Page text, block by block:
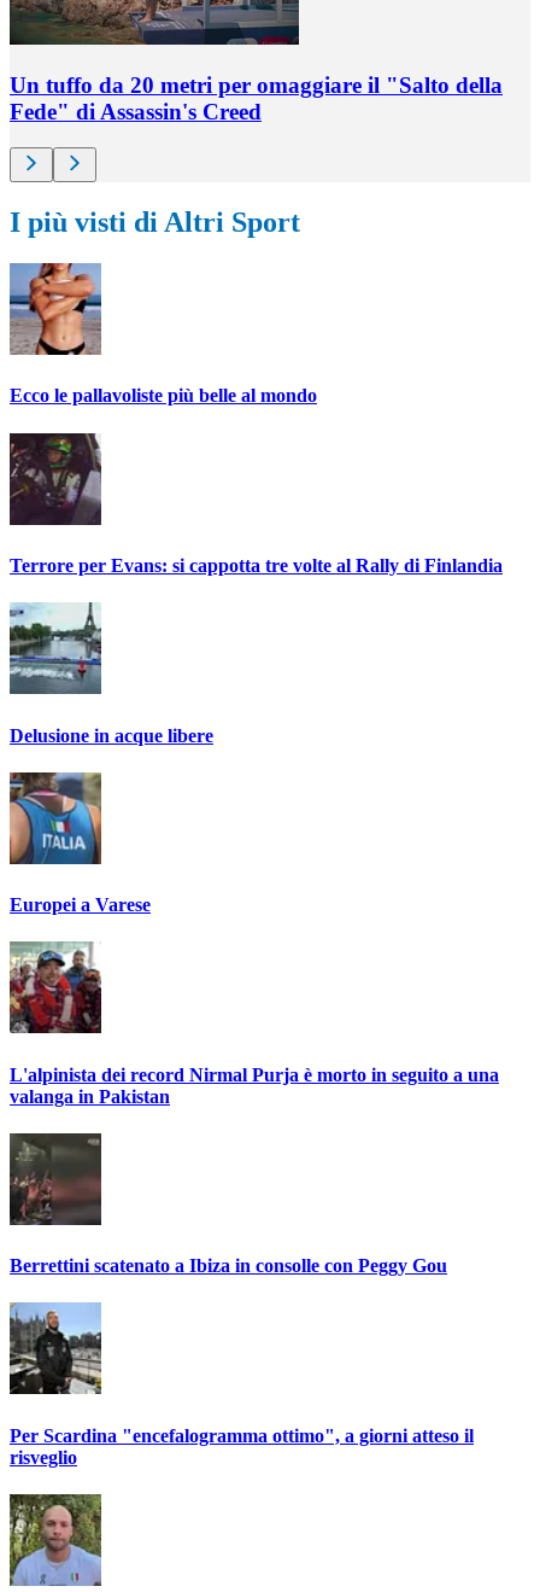
Un tuffo da 20 metri per omaggiare il "Salto della
Fede" di Assassin's Creed
I più visti di Altri Sport
Ecco le pallavoliste più belle al mondo
Terrore per Evans: si cappotta tre volte al Rally di Finlandia
Delusione in acque libere
Europei a Varese
L'alpinista dei record Nirmal Purja è morto in seguito a una
valanga in Pakistan
Berrettini scatenato a Ibiza in consolle con Peggy Gou
Per Scardina "encefalogramma ottimo", a giorni atteso il
risveglio